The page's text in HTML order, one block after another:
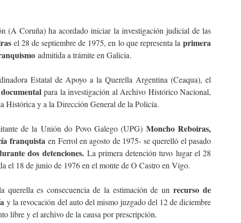
(A Coruña) ha acordado iniciar la investigación judicial de las
el 28 de septiembre de 1975, en lo que representa la primera
admitida a trámite en Galicia.
Estatal de Apoyo a la Querella Argentina (Ceaqua), el
para la investigación al Archivo Histórico Nacional,
Histórica y a la Dirección General de la Policía.
de la Unión do Povo Galego (UPG) Moncho Reboiras,
franquista en Ferrol en agosto de 1975- se querelló el pasado
dos detenciones. La primera detención tuvo lugar el 28
el 18 de junio de 1976 en el monte de O Castro en Vigo.
querella es consecuencia de la estimación de unrecurso de
y la revocación del auto del mismo juzgado del 12 de diciembre
libre y el archivo de la causa por prescripción.